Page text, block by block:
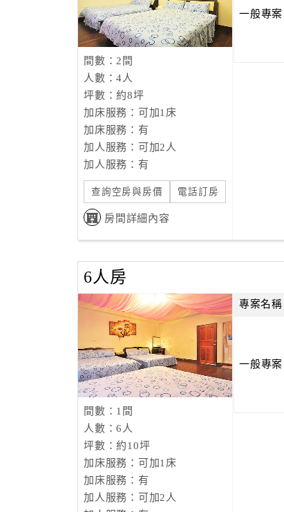
間數：2間
人數：4人
坪數：約8坪
加床服務：可加1床
加床服務：有
加人服務：可加2人
加人服務：有
查詢空房與房價 電話訂房
房間詳細內容
一般專案
6人房
間數：1間
人數：6人
坪數：約10坪
加床服務：可加1床
加床服務：有
加人服務：可加2人
專案名稱
一般專案